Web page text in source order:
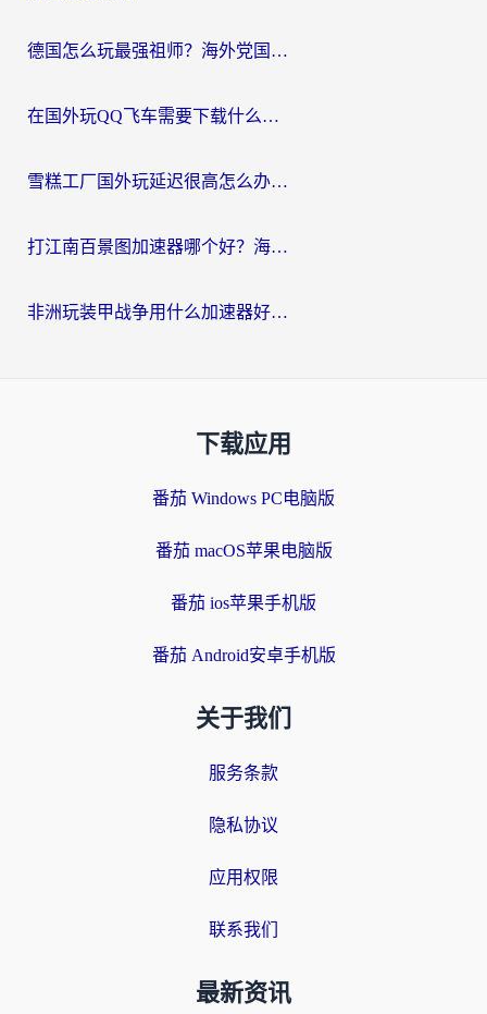
德国怎么玩最强祖师？海外党国服游戏加速器选择全攻略（附宝可梦Online实测）
在国外玩QQ飞车需要下载什么加速器呢？海外党亲测有效的国服游戏加速指南
雪糕工厂国外玩延迟很高怎么办？海外玩家国服游戏加速终极攻略（附实测推荐）
打江南百景图加速器哪个好？海外党踩坑N次后，终于找到不卡的秘诀
非洲玩装甲战争用什么加速器好？海外党亲测有效的国服游戏加速方案
下载应用
番茄 Windows PC电脑版
番茄 macOS苹果电脑版
番茄 ios苹果手机版
番茄 Android安卓手机版
关于我们
服务条款
隐私协议
应用权限
联系我们
最新资讯